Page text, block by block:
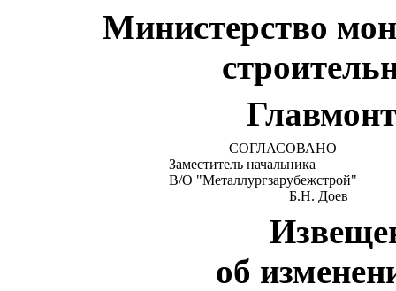
Министерство
СОГЛАСОВАНО
Заместитель начальника
В/О "Металлургзарубежстрой"
Б.Н. Доев
об